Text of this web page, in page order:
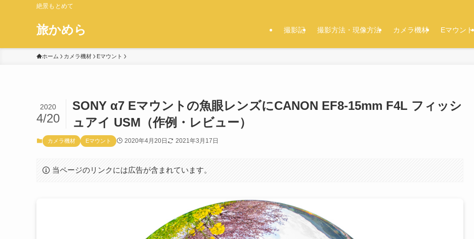
絶景もとめて
旅かめら 撮影記 撮影方法・現像方法 カメラ機材 Eマウント
ホーム カメラ機材 Eマウント
SONY α7 Eマウントの魚眼レンズにCANON EF8-15mm F4L フィッシ
ュアイ USM（作例・レビュー）
2020
4/20
カメラ機材 Eマウント 2020年4月20日 2021年3月17日
当ページのリンクには広告が含まれています。